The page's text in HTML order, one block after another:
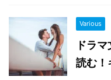
Various
ドラ
読む！